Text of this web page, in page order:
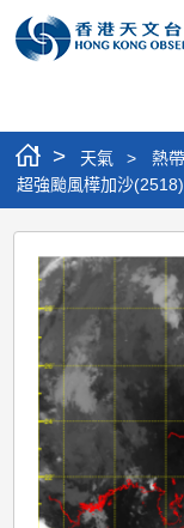
> 天氣 > 熱
超強颱風樺加沙
超
強
颱
風
樺
加
沙
(2518)